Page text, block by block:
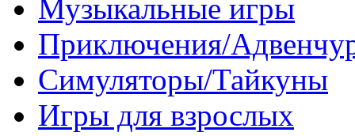
Музыкальные игры
Приключения/
Симуляторы/Тайкуны
Игры для взрослых